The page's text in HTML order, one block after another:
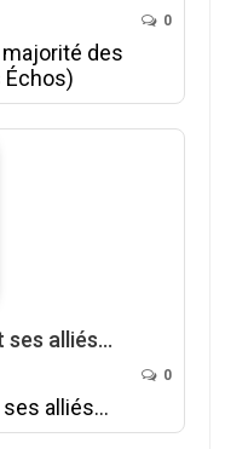
0
majorité des
ses alliés…
0
ses alliés…